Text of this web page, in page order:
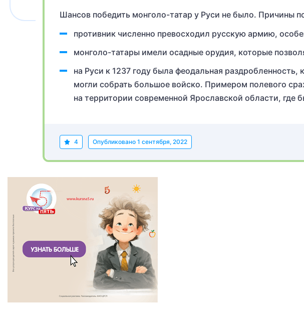
Шансов победить монголо-татар у Руси не было. Причины
противник численно превосходил русскую армию,
монголо-татары имели осадные орудия, которые
на Руси к 1237 году была феодальная раздробленность,
могли собрать большое войско. Примером полевого
на территории современной Ярославской области, где
4 Опубликовано 1 сентября, 2022